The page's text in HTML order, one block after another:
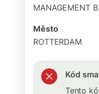
MANAGEMENT
Město
ROTTERDAM
Kód
Tento